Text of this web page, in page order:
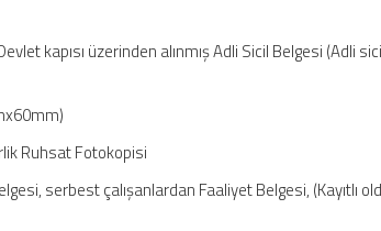
kapısı üzerinden alınmış Adli Sicil Belgesi (Adli
Ruhsat Fotokopisi
serbest çalışanlardan Faaliyet Belgesi, (Kayıtlı